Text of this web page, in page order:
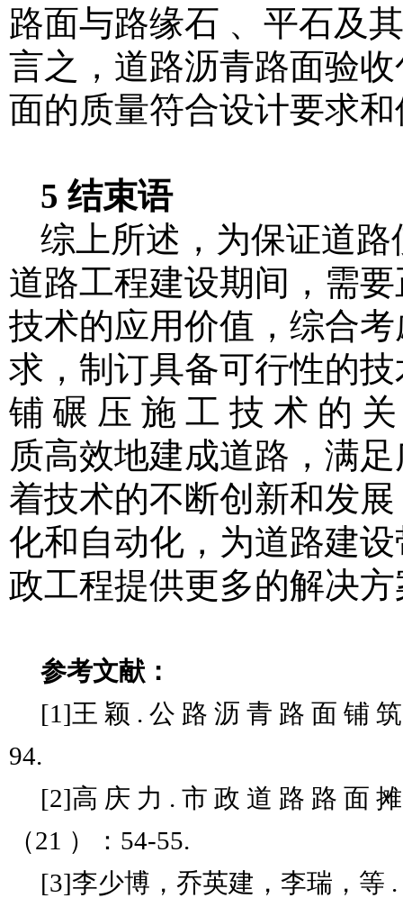
路面与路缘石 、平石及
言之，道路沥青路面验
面的质量符合设计要求
5 结束语
综上所述，为保证道
道路工程建设期间，需
技术的应用价值，综合
求，制订具备可行性的
铺 碾 压 施 工 技 术 的
质高效地建成道路，满
着技术的不断创新和发
化和自动化，为道路建
政工程提供更多的解决
参考文献：
[1]王 颖 . 公 路 沥 青 路 面 铺
94.
[2]高 庆 力 . 市 政 道 路 路 面
（21 ）：54-55.
[3]李少博，乔英建，李瑞，等